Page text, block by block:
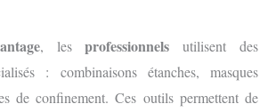
, lesprofessionnels utilisent des
: combinaisons étanches, masques
de confinement. Ces outils permettent de